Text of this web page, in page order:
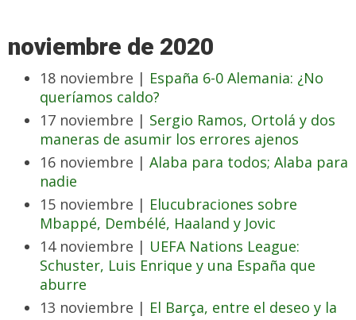
noviembre de 2020
18 noviembre | España 6-0 Alemania: ¿No
queríamos caldo?
17 noviembre | Sergio Ramos, Ortolá y dos
maneras de asumir los errores ajenos
16 noviembre | Alaba para todos; Alaba para
nadie
15 noviembre | Elucubraciones sobre
Mbappé, Dembélé, Haaland y Jovic
14 noviembre | UEFA Nations League:
Schuster, Luis Enrique y una España que
aburre
13 noviembre | El Barça, entre el deseo y la